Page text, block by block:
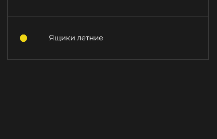
Ящики летние